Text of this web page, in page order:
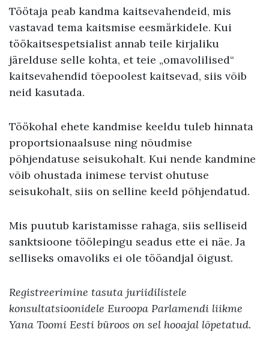
Töötaja peab kandma kaitsevahendeid, mis
vastavad tema kaitsmise eesmärkidele. Kui
töökaitsespetsialist annab teile kirjaliku
järelduse selle kohta, et teie „omavolilised“
kaitsevahendid tõepoolest kaitsevad, siis võib
neid kasutada.
Töökohal ehete kandmise keeldu tuleb hinnata
proportsionaalsuse ning nõudmise
põhjendatuse seisukohalt. Kui nende kandmine
võib ohustada inimese tervist ohutuse
seisukohalt, siis on selline keeld põhjendatud.
Mis puutub karistamisse rahaga, siis selliseid
sanktsioone töölepingu seadus ette ei näe. Ja
selliseks omavoliks ei ole tööandjal õigust.
Registreerimine tasuta juriidilistele
konsultatsioonidele Euroopa Parlamendi liikme
Yana Toomi Eesti büroos on sel hooajal lõpetatud.